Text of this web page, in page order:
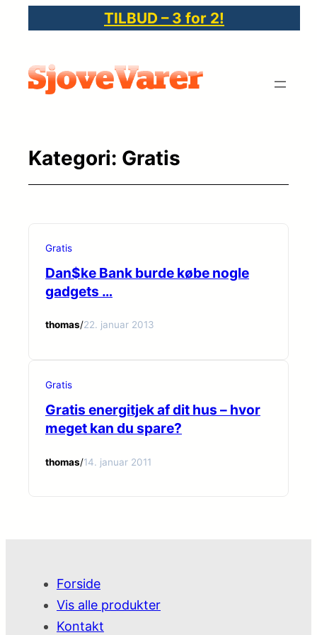
indhold
TILBUD – 3 for 2!
Kategori: Gratis
Gratis
Dan$ke Bank burde købe nogle
gadgets …
thomas/22. januar 2013
Gratis
Gratis energitjek af dit hus – hvor
meget kan du spare?
thomas/14. januar 2011
Forside
Vis alle produkter
Kontakt